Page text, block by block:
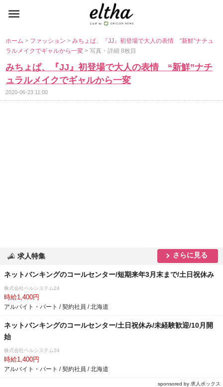
ホーム> ファッション>みちょぱ、『JJ』初登場で大人の表情 “新鮮”ナチュ
ラルメイクでギャルから一変> 写真・詳細 8枚目
みちょぱ、『JJ』初登場で大人の表情 “新鮮”ナチ
ュラルメイクでギャルから一変
2020-06-23 11:00
求人特集 さらに見る
ネットバンキングのコールセンター/短期来年3月末まで/土日祝休み
株式会社ベルシステム24
時給1,400円
アルバイト・パート / 契約社員 / 北海道
ネットバンキングのコールセンター/土日祝休み/未経験歓迎/10月開
始
株式会社ベルシステム24
時給1,400円
アルバイト・パート / 契約社員 / 北海道
sponsored by 求人ボックス